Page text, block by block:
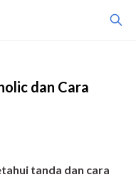
dan Cara
tanda dan cara